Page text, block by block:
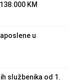
KM
u
službenika od 1.